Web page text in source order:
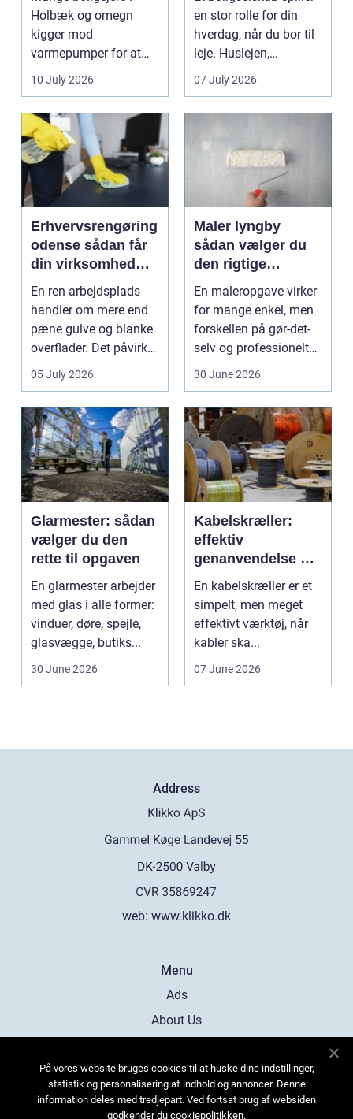
indeklima
Holbæk og omegn
kigger mod
varmepumper for at
sænke
varmeregningen og få
et sunde...
10 July 2026
en stor rolle for din
hverdag, når du bor til
leje. Huslejen,
vedligeh...
07 July 2026
Erhvervsrengøring
odense sådan får
din virksomhed
mest værdi for
pengene
En ren arbejdsplads
handler om mere end
pæne gulve og blanke
overflader. Det påvirker
både arbejdsmi...
05 July 2026
Maler lyngby
sådan vælger du
den rigtige
fagmand
En maleropgave virker
for mange enkel, men
forskellen på gør-det-
selv og professionelt
arbejde er of...
30 June 2026
Glarmester: sådan
vælger du den
rette til opgaven
En glarmester arbejder
med glas i alle former:
vinduer, døre, spejle,
glasvægge, butiks...
30 June 2026
Kabelskræller:
effektiv
genanvendelse og
bedre økonomi i
kabelhåndtering
En kabelskræller er et
simpelt, men meget
effektivt værktøj, når
kabler ska...
07 June 2026
Address
web: www.klikko.dk
Menu
Ads
About Us
Contact
Sitemap
På vores website bruges cookies til at huske dine indstillinger,
statistik og personalisering af indhold og annoncer. Denne
information deles med tredjepart. Ved fortsat brug af websiden
godkender du cookiepolitikken.